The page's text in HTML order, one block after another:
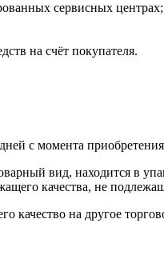
сервисных центрах;
на счёт покупателя.
с момента
вид, находится в
качества, не
качество на другое